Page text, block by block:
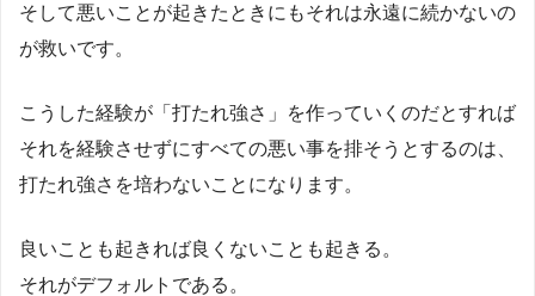
そして悪いことが起きたときにもそれは永遠に続かないの
が救いです。
こうした経験が「打たれ強さ」を作っていくのだとすれば
それを経験させずにすべての悪い事を排そうとするのは、
打たれ強さを培わないことになります。
良いことも起きれば良くないことも起きる。
それがデフォルトである。